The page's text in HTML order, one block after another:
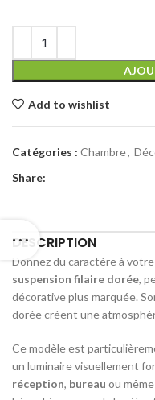
Add to wishlist
Catégories : Chambre,
Share:
DESCRIPTION
Donnez du caractère à
suspension filaire dorée,
décorative plus marquée.
dorée créent une
Ce modèle est
un luminaire visuellement
réception, bureau ou même